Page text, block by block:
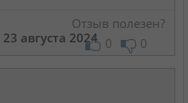
23 августа 2024
Отзыв полезен?
0
0